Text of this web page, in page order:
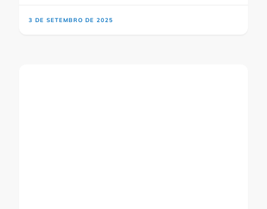
3 DE SETEMBRO DE 2025